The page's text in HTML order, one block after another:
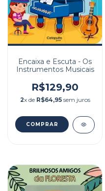
Encaixa e Escuta - Os
Instrumentos Musicais
R$129,90
2x de R$64,95sem juros